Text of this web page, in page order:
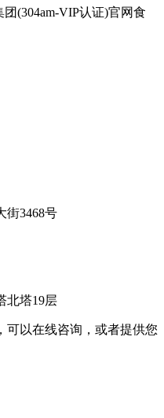
(304am-VIP认证)官网食
街3468号
北塔19层
可以在线咨询，或者提供您